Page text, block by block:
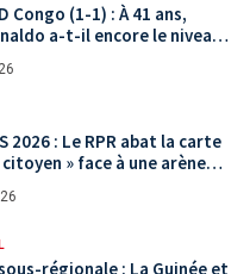
Congo (1-1) : À 41 ans,
a-t-il encore le niveau
2026 : Le RPR abat la carte
» face à une arène
régionale : La Guinée et